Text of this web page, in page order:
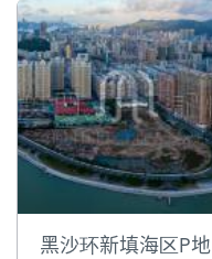
黑沙环新填海区P地